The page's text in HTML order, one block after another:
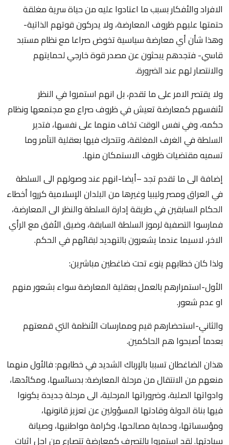
الافراد والأفكار بسبب ما اعتادوا عليه من حياة سرية مغلقة
حتمتها عليهم ظروف المعارضة، ولا يدركون قوتهم الذاتية-
وهذا شأن أي معارضة سياسية تخوض صراعا مع نظام مستبد
قاسي- فتجدهم يبحثون عن مصدر قوة خارجي لحمايتهم
والانتصار لهم عند الضرورة.
ولا يقتصر الامر على ما تقدم، بل انهم استمروا في النظر
لأنفسهم كمعارضة تعيش في ظروف صراع مع مجتمعها ونظام
حكمه، وفي نفس الوقت تخاف منهما على نفسها، فتدير
السلطة في الغرف المغلقة، وتتحرك فيها بعقلية التآمر وما
تسميه مقتضيات ظروف الاستمكان منها.
إضافة الى ما تقدم تجد –أيضا-انهم عند وصولهم الى السلطة
في العراق ومصر وليبيا وغيرها من البلدان الإسلامية كرروا أخطاء
الحكام السابقين في طريقة إدارة السلطة والنظر الى المعارضة،
فمارسوا التصفية لرموز السلطة السابقة، وضيق الأفق مع الرأي
الاخر، لاسيما عندما يشعرون بالتهديد لبقائهم في الحكم.
ولذا كان خطابهم ينوء تحت ضاغطين مباشرين:
الأول-استمرارهم بالعمل بعقلية المعارضة سواء بشعور منهم
او عدم شعور.
والثاني-استحضارهم قيم وممارسات الأنظمة التي قمعتهم
بعدما أصبحوا هم الحاكمين.
هذان الضاغطان تسببا بالإرباك الشديد في خطابهم: فالأول منهما
منعهم من الانتقال من مرحلة المعارضة: بدسائسها، ومكائدها،
وادواتها الصلبة، وضروراتها المرحلية، الى مرحلة جديدة يكونوا
فيها بناة الدولة وقادتها المسؤولين عن تعزيز قانونها،
ومؤسساتها، وحماية مصالحها، وكرامة مواطنيها، وصيانة
سيادتها. لقد استمروا بالتصرف كمعارضة تتصارع من اجل اثبات